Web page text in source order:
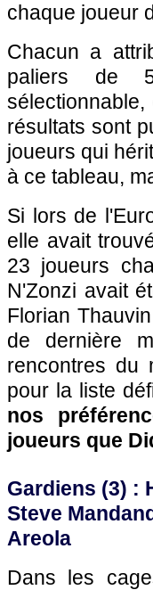
chaque joueur
Chacun a
paliers de
résultats sont
joueurs qui
à ce tableau,
Si lors de
elle avait
23 joueurs
N'Zonzi avait
Florian
de dernière
rencontres du
pour la liste
nos
joueurs que
Gardiens (3) :
Steve
Areola
Dans les